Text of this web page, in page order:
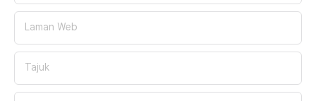
Laman Web
Tajuk